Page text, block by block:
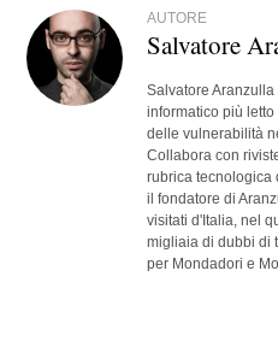
AUTORE
Salvatore
Salvatore
informatico più
delle vulnerabilità
Collabora con
rubrica tecnologica
il fondatore di
visitati d'Italia, nel
migliaia di dubbi di
per Mondadori e